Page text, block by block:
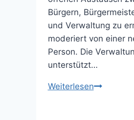
Bürgern,
und Verwaltung zu
moderiert von einer
Person. Die
unterstützt…
WeiterlesenVon